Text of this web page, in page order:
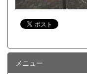
メニュー